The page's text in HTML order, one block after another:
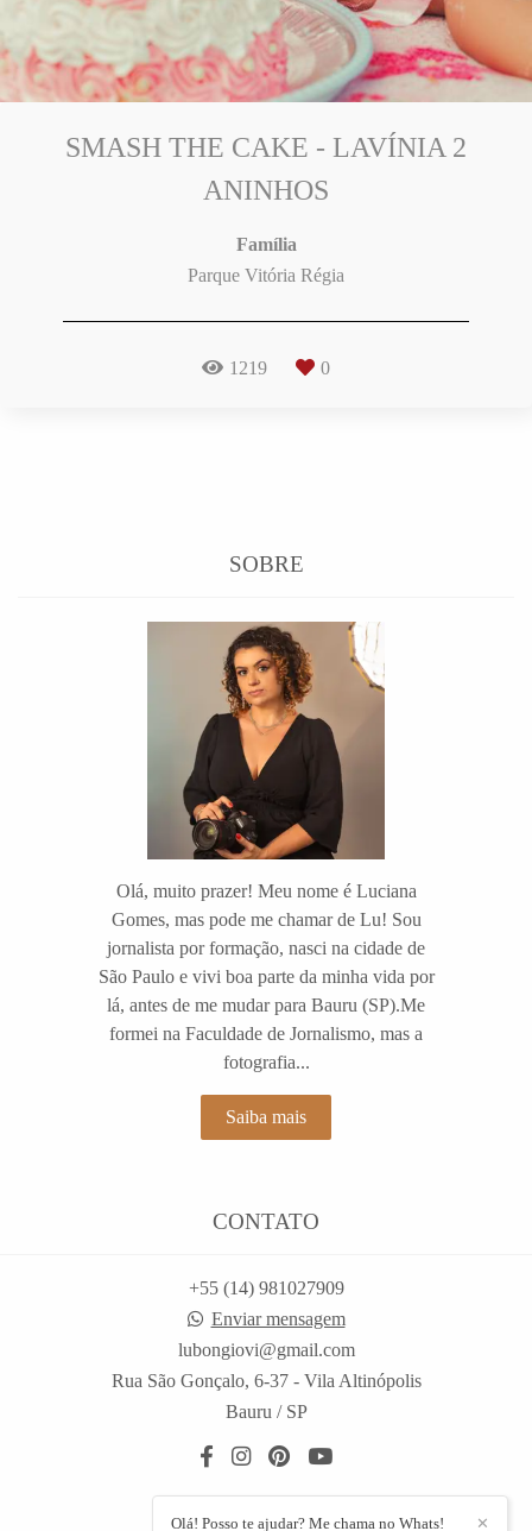
SMASH THE CAKE - LAVÍNIA 2
ANINHOS
Família
Parque Vitória Régia
1219 0
SOBRE
Olá, muito prazer! Meu nome é Luciana
Gomes, mas pode me chamar de Lu! Sou
jornalista por formação, nasci na cidade de
São Paulo e vivi boa parte da minha vida por
lá, antes de me mudar para Bauru (SP).Me
formei na Faculdade de Jornalismo, mas a
fotografia...
Saiba mais
CONTATO
+55 (14) 981027909
Enviar mensagem
lubongiovi@gmail.com
Rua São Gonçalo, 6-37 - Vila Altinópolis
Bauru / SP
✕
Olá! Posso te ajudar? Me chama no Whats!